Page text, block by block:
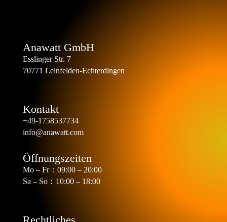
Anawatt GmbH
Esslinger Str. 7
70771 Leinfelden-Echterdingen
Kontakt
+49-1758537734
info@anawatt.com
Öffnungszeiten
Mo – Fr：09:00 – 20:00
Sa – So：10:00 – 18:00